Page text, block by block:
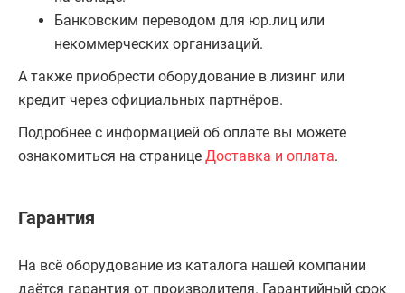
Банковским переводом для юр.лиц или
некоммерческих организаций.
А также приобрести оборудование в лизинг или
кредит через официальных партнёров.
Подробнее с информацией об оплате вы можете
ознакомиться на странице Доставка и оплата.
Гарантия
На всё оборудование из каталога нашей компании
даётся гарантия от производителя. Гарантийный срок